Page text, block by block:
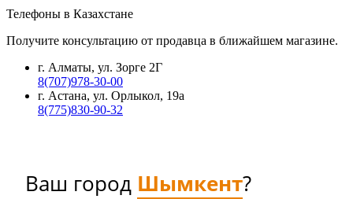
Телефоны в Казахстане
Получите консультацию от продавца в ближайшем магазине.
г. Алматы, ул. Зорге 2Г
8(707)978-30-00
г. Астана, ул. Орлыкол, 19а
8(775)830-90-32
Ваш город Шымкент?